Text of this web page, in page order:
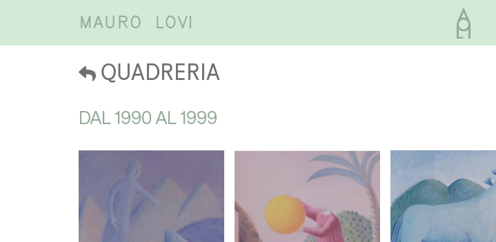
QUADRERIA
DAL 1990 AL 1999